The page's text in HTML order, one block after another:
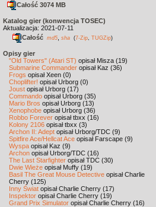
Całość 3074 MB
Katalog gier (konwencja TOSEC)
Aktualizacja: 2021-07-11
Całość md5 sha (7-Zip TUGZip)
Opisy gier
"Old Towers" (Atari ST) opisał Misza (19)
Submarine Commander opisał Kaz (36)
Frogs opisał Xeen (0)
Choplifter! opisał Urborg (0)
Joust opisał Urborg (17)
Commando opisał Urborg (35)
Mario Bros opisał Urborg (13)
Xenophobe opisał Urborg (36)
Robbo Forever opisał tbxx (16)
Kolony 2106 opisał tbxx (3)
Archon II: Adept opisał Urborg/TDC (9)
Spitfire Ace/Hellcat Ace opisał Farscape (9)
Wyspa opisał Kaz (9)
Archon opisał Urborg/TDC (16)
The Last Starfighter opisał TDC (30)
Dwie Wieże opisał Muffy (19)
Basil The Great Mouse Detective opisał Charlie
Cherry (125)
Inny Świat opisał Charlie Cherry (17)
Inspektor opisał Charlie Cherry (19)
Grand Prix Simulator opisał Charlie Cherry (16)